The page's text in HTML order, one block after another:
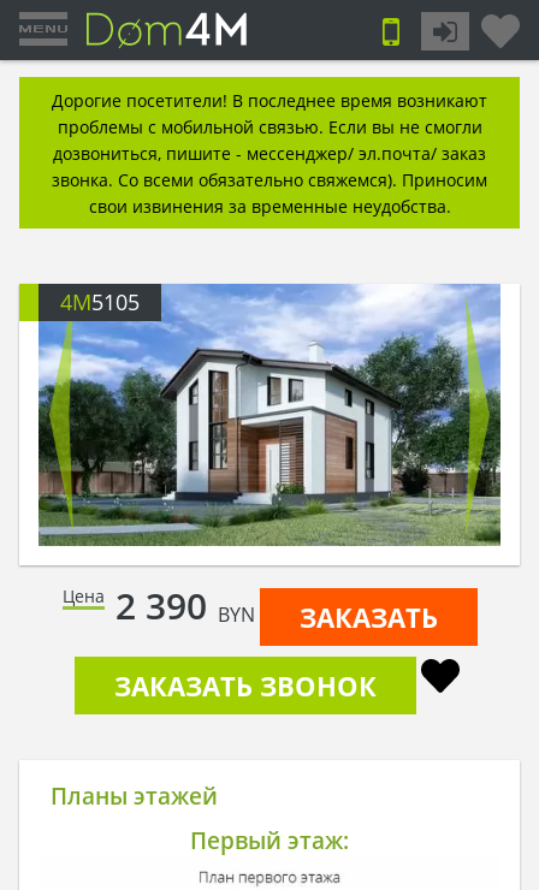
Дорогие посетители! В последнее время возникают
проблемы с мобильной связью. Если вы не смогли
дозвониться, пишите - мессенджер/ эл.почта/ заказ
звонка. Со всеми обязательно свяжемся). Приносим
свои извинения за временные неудобства.
4M5105
Цена 2 390 BYN
ЗАКАЗАТЬ
ЗАКАЗАТЬ ЗВОНОК
Планы этажей
Первый этаж: